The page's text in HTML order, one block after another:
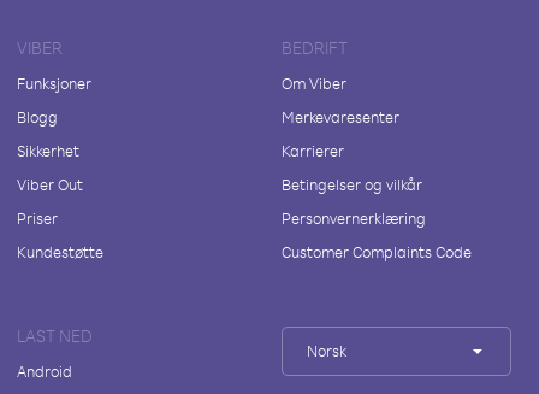
VIBER
Funksjoner
Blogg
Sikkerhet
Viber Out
Priser
Kundestøtte
BEDRIFT
Om Viber
Merkevaresenter
Karrierer
Betingelser og vilkår
Personvernerklæring
Customer Complaints Code
LAST NED
Android
Norsk